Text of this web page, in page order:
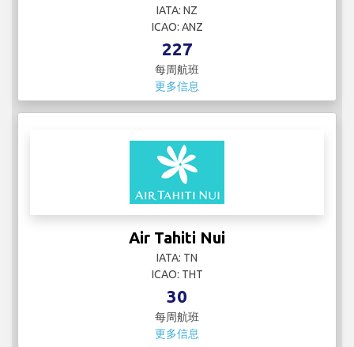
IATA: NZ
ICAO: ANZ
227
每周航班
更多信息
Air Tahiti Nui
IATA: TN
ICAO: THT
30
每周航班
更多信息